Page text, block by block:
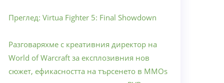
Преглед: Virtua Fighter 5: Final Showdown
Разговаряхме с креативния директор на
World of Warcraft за експлозивния нов
сюжет, ефикасността на търсенето в MMOs